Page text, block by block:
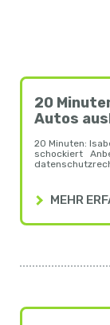
20
Autos
20 Minuten:
schockiert
MEHR